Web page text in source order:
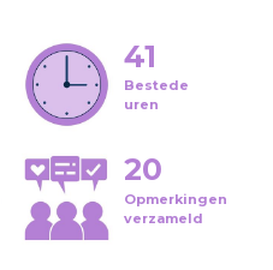
41
Bestede
uren
20
Opmerkingen
verzameld